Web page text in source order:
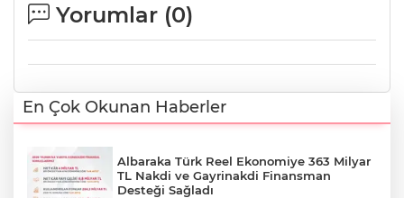
Yorumlar (0)
En Çok Okunan Haberler
Albaraka Türk Reel Ekonomiye 363 Milyar
TL Nakdi ve Gayrinakdi Finansman
Desteği Sağladı